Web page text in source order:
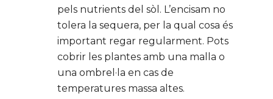
pels nutrients del sòl. L’encisam no
tolera la sequera, per la qual cosa és
important regar regularment. Pots
cobrir les plantes amb una malla o
una ombrel·la en cas de
temperatures massa altes.